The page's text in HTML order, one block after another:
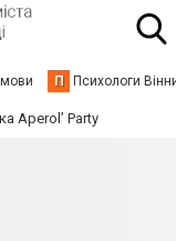
мови П Психологи
Aperol’ Party